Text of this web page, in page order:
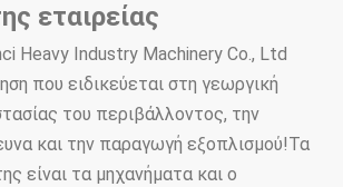
εταιρείας
Heavy Industry Machinery Co., Ltd
που ειδικεύεται στη γεωργική
του περιβάλλοντος, την
και την παραγωγή εξοπλισμού!Τα
είναι τα μηχανήματα και ο